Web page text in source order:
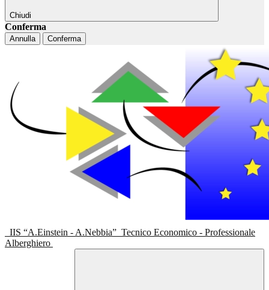
Chiudi
Conferma
Annulla Conferma
IIS “A.Einstein - A.Nebbia” Tecnico Economico - Professionale
Alberghiero